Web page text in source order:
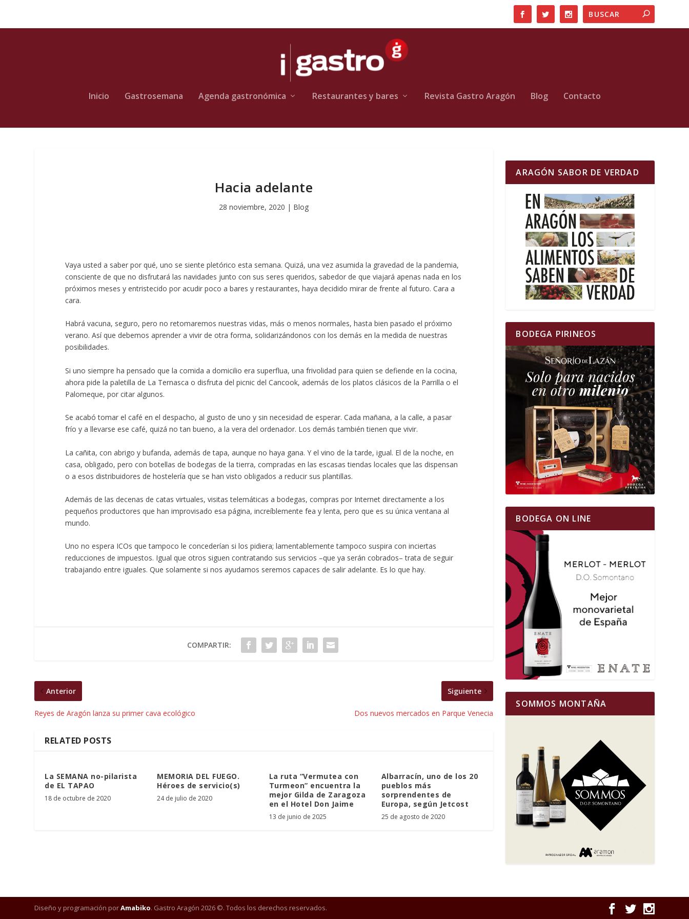
Inicio Gastrosemana Agenda gastronómica Restaurantes y bares Revista Gastro Aragón Blog Contacto
Hacia adelante
28 noviembre, 2020 | Blog
Vaya usted a saber por qué, uno se siente pletórico esta semana. Quizá, una vez asumida la gravedad de la pandemia,
consciente de que no disfrutará las navidades junto con sus seres queridos, sabedor de que viajará apenas nada en los
próximos meses y entristecido por acudir poco a bares y restaurantes, haya decidido mirar de frente al futuro. Cara a
cara.
Habrá vacuna, seguro, pero no retomaremos nuestras vidas, más o menos normales, hasta bien pasado el próximo
verano. Así que debemos aprender a vivir de otra forma, solidarizándonos con los demás en la medida de nuestras
posibilidades.
Si uno siempre ha pensado que la comida a domicilio era superflua, una frivolidad para quien se defiende en la cocina,
ahora pide la paletilla de La Ternasca o disfruta del picnic del Cancook, además de los platos clásicos de la Parrilla o el
Palomeque, por citar algunos.
Se acabó tomar el café en el despacho, al gusto de uno y sin necesidad de esperar. Cada mañana, a la calle, a pasar
frío y a llevarse ese café, quizá no tan bueno, a la vera del ordenador. Los demás también tienen que vivir.
La cañita, con abrigo y bufanda, además de tapa, aunque no haya gana. Y el vino de la tarde, igual. El de la noche, en
casa, obligado, pero con botellas de bodegas de la tierra, compradas en las escasas tiendas locales que las dispensan
o a esos distribuidores de hostelería que se han visto obligados a reducir sus plantillas.
Además de las decenas de catas virtuales, visitas telemáticas a bodegas, compras por Internet directamente a los
pequeños productores que han improvisado esa página, increíblemente fea y lenta, pero que es su única ventana al
mundo.
Uno no espera ICOs que tampoco le concederían si los pidiera; lamentablemente tampoco suspira con inciertas
reducciones de impuestos. Igual que otros siguen contratando sus servicios –que ya serán cobrados– trata de seguir
trabajando entre iguales. Que solamente si nos ayudamos seremos capaces de salir adelante. Es lo que hay.
COMPARTIR:
Anterior
Reyes de Aragón lanza su primer cava ecológico
Siguiente
Dos nuevos mercados en Parque Venecia
RELATED POSTS
La SEMANA no-pilarista
de EL TAPAO
18 de octubre de 2020
MEMORIA DEL FUEGO.
Héroes de servicio(s)
24 de julio de 2020
La ruta “Vermutea con
Turmeon” encuentra la
mejor Gilda de Zaragoza
en el Hotel Don Jaime
13 de junio de 2025
Albarracín, uno de los 20
pueblos más
sorprendentes de
Europa, según Jetcost
25 de agosto de 2020
ARAGÓN SABOR DE VERDAD
BODEGA PIRINEOS
BODEGA ON LINE
SOMMOS MONTAÑA
Diseño y programación porAmabiko. Gastro Aragón 2026 ©. Todos los derechos reservados.